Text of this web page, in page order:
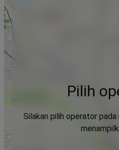
Pilih
Silakan pilih operator